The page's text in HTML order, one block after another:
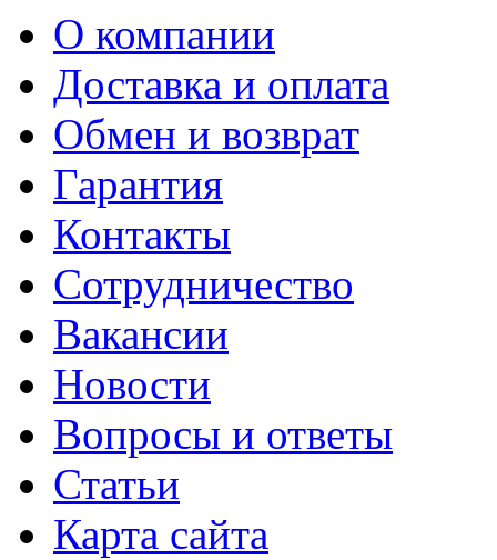
О компании
Доставка и оплата
Обмен и возврат
Гарантия
Контакты
Сотрудничество
Вакансии
Новости
Вопросы и ответы
Статьи
Карта сайта